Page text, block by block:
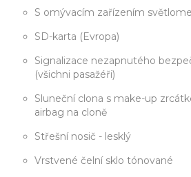
S omývacím zařízením
SD-karta (Evropa)
Signalizace nezapnutého
(všichni pasažéři)
Sluneční clona s make-up
airbag na cloně
Střešní nosič - lesklý
Vrstvené čelní sklo tónované